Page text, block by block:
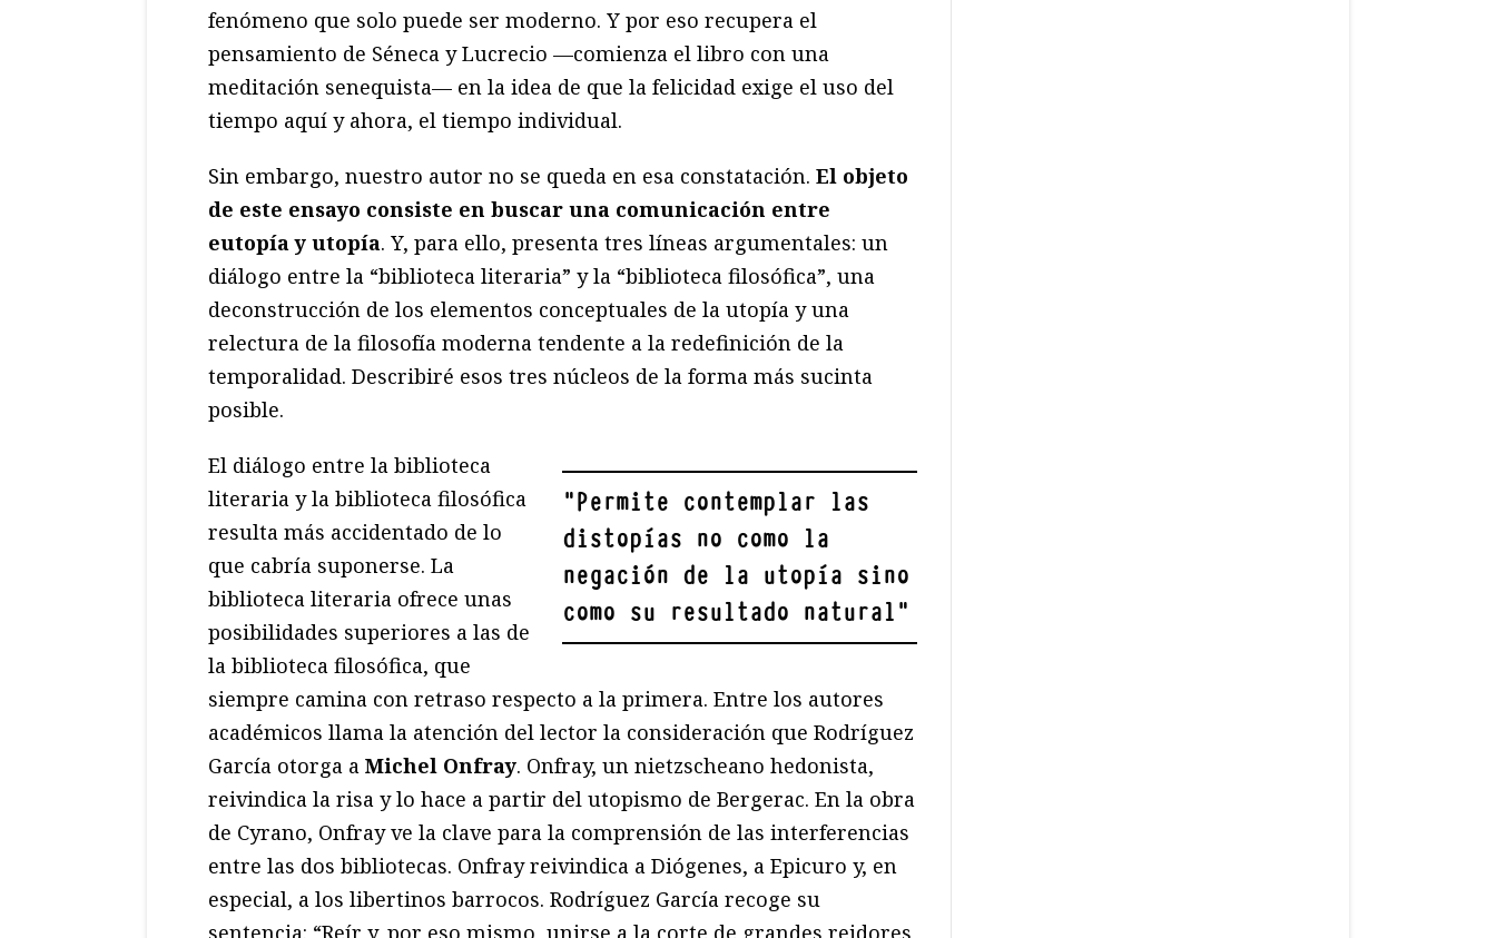
fenómeno que solo puede ser moderno. Y por eso recupera el
pensamiento de Séneca y Lucrecio —comienza el libro con una
meditación senequista— en la idea de que la felicidad exige el uso del
tiempo aquí y ahora, el tiempo individual.
Sin embargo, nuestro autor no se queda en esa constatación. El objeto
de este ensayo consiste en buscar una comunicación entre
eutopía y utopía. Y, para ello, presenta tres líneas argumentales: un
diálogo entre la “biblioteca literaria” y la “biblioteca filosófica”, una
deconstrucción de los elementos conceptuales de la utopía y una
relectura de la filosofía moderna tendente a la redefinición de la
temporalidad. Describiré esos tres núcleos de la forma más sucinta
posible.
"Permite contemplar las
distopías no como la
negación de la utopía sino
como su resultado natural"
El diálogo entre la biblioteca
literaria y la biblioteca filosófica
resulta más accidentado de lo
que cabría suponerse. La
biblioteca literaria ofrece unas
posibilidades superiores a las de
la biblioteca filosófica, que
siempre camina con retraso respecto a la primera. Entre los autores
académicos llama la atención del lector la consideración que Rodríguez
García otorga a Michel Onfray. Onfray, un nietzscheano hedonista,
reivindica la risa y lo hace a partir del utopismo de Bergerac. En la obra
de Cyrano, Onfray ve la clave para la comprensión de las interferencias
entre las dos bibliotecas. Onfray reivindica a Diógenes, a Epicuro y, en
especial, a los libertinos barrocos. Rodríguez García recoge su
sentencia: “Reír y, por eso mismo, unirse a la corte de grandes reidores